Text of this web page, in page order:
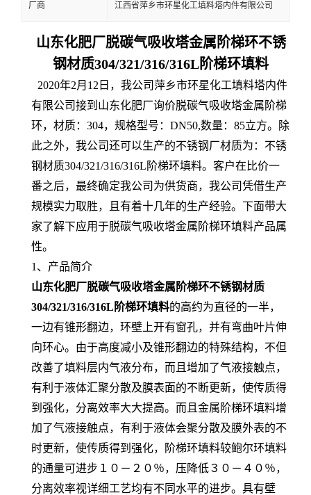
厂商 江西省萍乡市环星化工填料塔内件有限公司
山东化肥厂脱碳气吸收塔金属阶梯环不锈
钢材质304/321/316/316L阶梯环填料
2020年2月12日，我公司萍乡市环星化工填料塔内件
有限公司接到山东化肥厂询价脱碳气吸收塔金属阶梯
环，材质：304，规格型号：DN50,数量：85立方。除
此之外，我公司还可以生产的不锈钢厂材质为：不锈
钢材质304/321/316/316L阶梯环填料。客户在比价一
番之后，最终确定我公司为供货商，我公司凭借生产
规模实力取胜，且有着十几年的生产经验。下面带大
家了解下应用于脱碳气吸收塔金属阶梯环填料产品属
性。
1、产品简介
山东化肥厂脱碳气吸收塔金属阶梯环不锈钢材质
304/321/316/316L阶梯环填料的高约为直径的一半，
一边有锥形翻边，环壁上开有窗孔，并有弯曲叶片伸
向环心。由于高度减小及锥形翻边的特殊结构，不但
改善了填料层内气液分布，而且增加了气液接触点，
有利于液体汇聚分散及膜表面的不断更新，使传质得
到强化，分离效率大大提高。而且金属阶梯环填料增
加了气液接触点，有利于液体会聚分散及膜外表的不
时更新，使传质得到强化，阶梯环填料较鲍尔环填料
的通量可进步１０－２０％，压降低３０－４０％，
分离效率视详细工艺均有不同水平的进步。具有壁